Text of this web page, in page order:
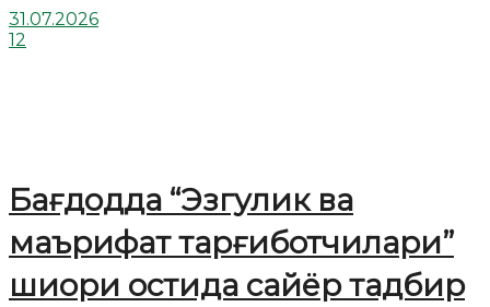
31.07.2026
12
Бағдодда “Эзгулик ва
маърифат тарғиботчилари”
шиори остида сайёр тадбир